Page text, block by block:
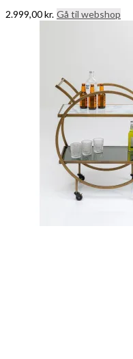
2.999,00kr. Gå til webshop